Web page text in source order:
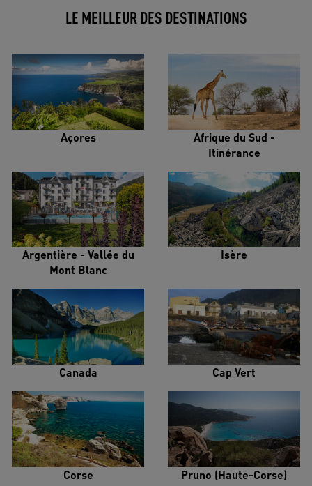
LE MEILLEUR DES DESTINATIONS
Açores
Afrique du Sud -
Itinérance
Argentière - Vallée du
Mont Blanc
Isère
Canada Cap Vert
Corse Pruno (Haute-Corse)